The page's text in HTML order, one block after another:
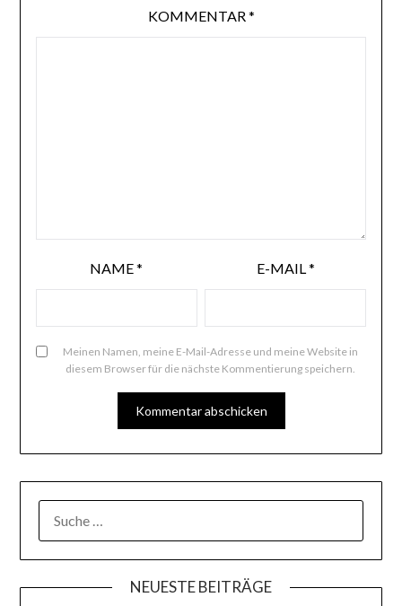
KOMMENTAR*
NAME* E-MAIL*
Meinen Namen, meine E-Mail-Adresse und meine Website in
diesem Browser für die nächste Kommentierung speichern.
NACH:
NEUESTE BEITRÄGE